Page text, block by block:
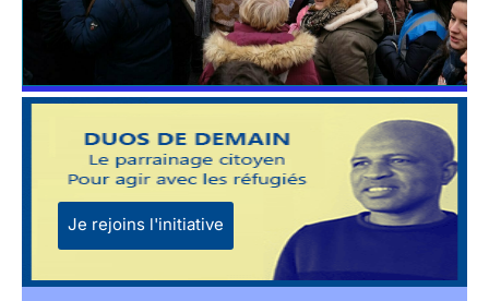
Je rejoins l'initiative